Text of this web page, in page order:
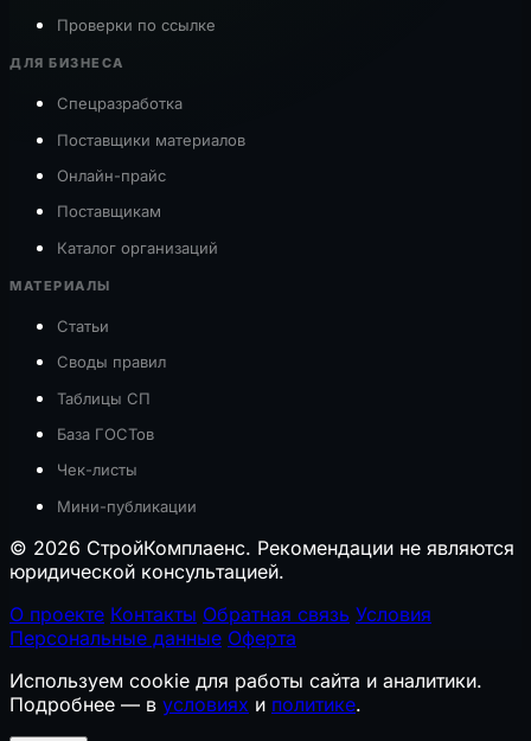
Проверки по ссылке
ДЛЯ БИЗНЕСА
Спецразработка
Поставщики материалов
Онлайн-прайс
Поставщикам
Каталог организаций
МАТЕРИАЛЫ
Статьи
Своды правил
Таблицы СП
База ГОСТов
Чек-листы
Мини-публикации
© 2026 СтройКомплаенс. Рекомендации не являются
юридической консультацией.
О проекте Контакты Обратная связь Условия
Персональные данные Оферта
Используем cookie для работы сайта и аналитики.
Подробнее — в условиях и политике.